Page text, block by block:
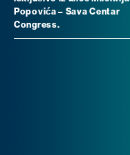
Popovića – Sava Centar
Congress.